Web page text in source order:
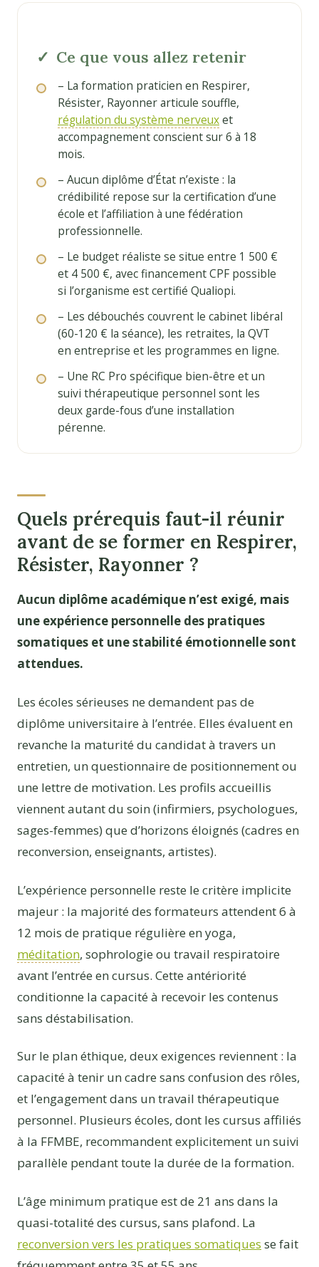
Ce que vous allez retenir
– La formation praticien en Respirer,
Résister, Rayonner articule souffle,
régulation du système nerveuxet
accompagnement conscient sur 6 à 18
mois.
– Aucun diplôme d’État n’existe : la
crédibilité repose sur la certification d’une
école et l’affiliation à une fédération
professionnelle.
– Le budget réaliste se situe entre 1 500 €
et 4 500 €, avec financement CPF possible
si l’organisme est certifié Qualiopi.
– Les débouchés couvrent le cabinet libéral
(60-120 € la séance), les retraites, la QVT
en entreprise et les programmes en ligne.
– Une RC Pro spécifique bien-être et un
suivi thérapeutique personnel sont les
deux garde-fous d’une installation
pérenne.
Quels prérequis faut-il réunir
avant de se former en Respirer,
Résister, Rayonner ?
Aucun diplôme académique n’est exigé, mais
une expérience personnelle des pratiques
somatiques et une stabilité émotionnelle sont
attendues.
Les écoles sérieuses ne demandent pas de
diplôme universitaire à l’entrée. Elles évaluent en
revanche la maturité du candidat à travers un
entretien, un questionnaire de positionnement ou
une lettre de motivation. Les profils accueillis
viennent autant du soin (infirmiers, psychologues,
sages-femmes) que d’horizons éloignés (cadres en
reconversion, enseignants, artistes).
L’expérience personnelle reste le critère implicite
majeur : la majorité des formateurs attendent 6 à
12 mois de pratique régulière en yoga,
méditation, sophrologie ou travail respiratoire
avant l’entrée en cursus. Cette antériorité
conditionne la capacité à recevoir les contenus
sans déstabilisation.
Sur le plan éthique, deux exigences reviennent : la
capacité à tenir un cadre sans confusion des rôles,
et l’engagement dans un travail thérapeutique
personnel. Plusieurs écoles, dont les cursus affiliés
à la FFMBE, recommandent explicitement un suivi
parallèle pendant toute la durée de la formation.
L’âge minimum pratique est de 21 ans dans la
quasi-totalité des cursus, sans plafond. La
reconversion vers les pratiques somatiques se fait